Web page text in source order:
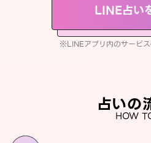
LINE占い
※LINEアプリ内のサービ
占いの
HOW